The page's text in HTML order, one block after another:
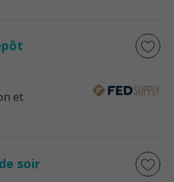
et
soir